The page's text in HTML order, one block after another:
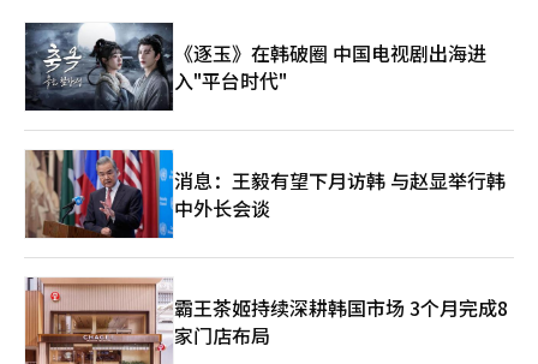
中，适用更易于证明的加重处罚威胁罪的可能性也存在。” 关于
滥用职权的成立，律师们认为对不必要工作的证明需求可能成为争
议点。刘律师表示：“如果滥用职权使对方承担不必要的工作，可
能成立滥用职权罪。然而，军人基本上需要执行分配给他们的工
的模糊性，需要进一步调查和法律争论。” 此外，律师们预测，
刑事处罚和处分中最关键的争议点将是虐待行为与流产之间的因果
关系。哈律师表示：“如果通过调查结果或医院的特别意见确认因
果关系，虐待行为可能会受到更严厉的处罚，并且在未来受害者的
民事赔偿请求中也可能成为关键依据。” 变律师指出：“流产的
原因多种多样，因此需要医学上的确认，单纯因辱骂和辱骂而流
产，明确因果关系是困难的。”但他也认为：“下属在告知怀孕
后，仍被分配体力劳动等不当工作，因此骚扰行为可能成为导致流
产的原因。” 宋律师也表示：“即使因加害者的虐待行为导致流
产，在法庭上无疑证明因果关系在现实中可能是困难的，因此流产
《逐玉》在韩破圈 中国电视剧出海进
入"平台时代"
消息：王毅有望下月访韩 与赵显举行韩
中外长会谈
霸王茶姬持续深耕韩国市场 3个月完成8
家门店布局